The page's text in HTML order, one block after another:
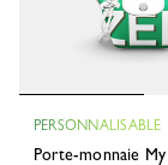
PERSONNALISABLE
Porte-monnaie